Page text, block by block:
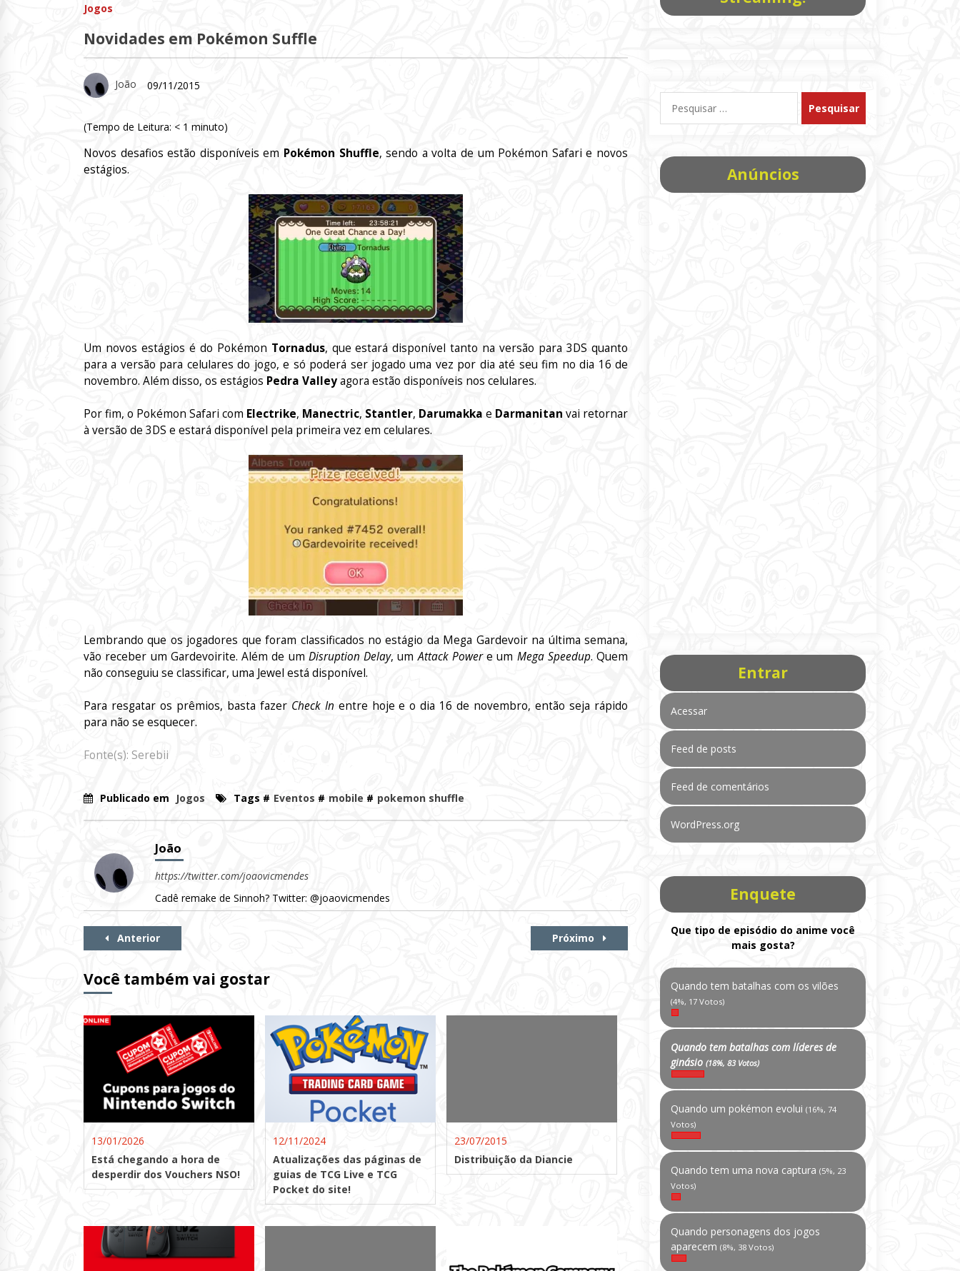
Jogos
Novidades em Pokémon Suffle
João 09/11/2015
(Tempo de Leitura: < 1 minuto)
Novos desafios estão disponíveis em Pokémon Shuffle, sendo a volta de um Pokémon Safari e novos
estágios.
Um novos estágios é do Pokémon Tornadus, que estará disponível tanto na versão para 3DS quanto
para a versão para celulares do jogo, e só poderá ser jogado uma vez por dia até seu fim no dia 16 de
novembro. Além disso, os estágios Pedra Valleyagora estão disponíveis nos celulares.
Por fim, o Pokémon Safari com Electrike, Manectric, Stantler, Darumakka e Darmanitan vai retornar
à versão de 3DS e estará disponível pela primeira vez em celulares.
Lembrando que os jogadores que foram classificados no estágio da Mega Gardevoir na última semana,
vão receber um Gardevoirite. Além de um Disruption Delay, umAttack Powere um Mega Speedup. Quem
não conseguiu se classificar, uma Jewel está disponível.
Para resgatar os prêmios, basta fazer Check In entre hoje e o dia 16 de novembro, então seja rápido
para não se esquecer.
Fonte(s): Serebii
Publicado em Jogos Tags # Eventos # mobile # pokemon shuffle
João
https://twitter.com/joaovicmendes
Cadê remake de Sinnoh? Twitter: @joaovicmendes
Continue
Anterior Próximo
Você também vai gostar
13/01/2026
Está chegando a hora de
desperdir dos Vouchers NSO!
12/11/2024
Atualizações das páginas de
guias de TCG Live e TCG
Pocket do site!
23/07/2015
Distribuição da Diancie
por:
Anúncios
Entrar
Acessar
Feed de posts
Feed de comentários
WordPress.org
Enquete
Que tipo de episódio do anime você
mais gosta?
Quando tem batalhas com os vilões
(4%, 17 Votos)
Quando tem batalhas com líderes de
ginásio (18%, 83 Votos)
Quando um pokémon evolui (16%, 74
Votos)
Quando tem uma nova captura (5%, 23
Votos)
Quando personagens dos jogos
aparecem (8%, 38 Votos)